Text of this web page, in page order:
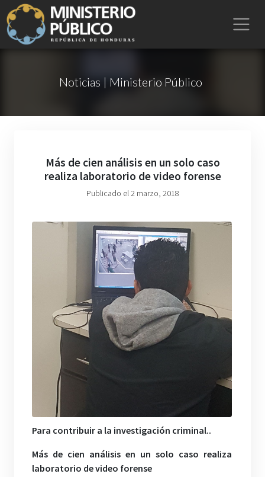
Noticias | Ministerio Público
Más de cien análisis en un solo caso
realiza laboratorio de video forense
Publicado el 2 marzo, 2018
Para contribuir a la investigación criminal..
Más de cien análisis en un solo caso realiza
laboratorio de video forense